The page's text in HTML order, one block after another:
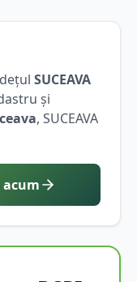
SUCEAVA
și
, SUCEAVA